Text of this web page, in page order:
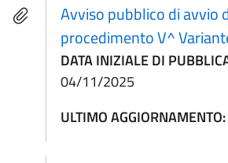
Avviso pubblico di avvio
procedimento V^
DATA INIZIALE DI
04/11/2025
ULTIMO AGGIORNAMENTO: